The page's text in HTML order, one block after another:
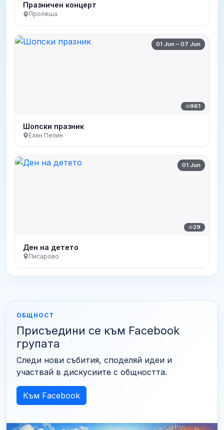
Празничен концерт
Пролеша
01 Jun – 07 Jun
961
Шопски празник
Елин Пелин
01 Jun
29
Ден на детето
Писарово
ОБЩНОСТ
Присъедини се към Facebook
групата
Следи нови събития, споделяй идеи и
участвай в дискусиите с общността.
Към Facebook